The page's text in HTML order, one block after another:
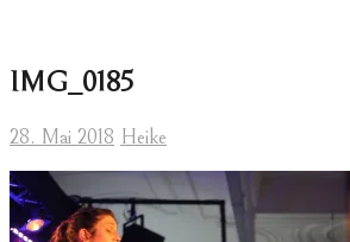
IMG_0185
28. Mai 2018 Heike